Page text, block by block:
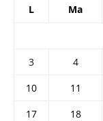
L Ma
3
4
10
11
17
18